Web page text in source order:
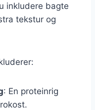
inkludere bagte
tekstur og
: En proteinrig